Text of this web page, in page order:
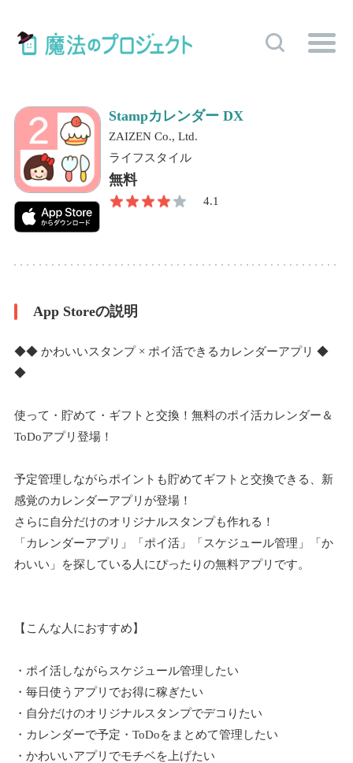
Stampカレンダー DX
ZAIZEN Co., Ltd.
ライフスタイル
無料
4.1
App Storeの説明
◆◆ かわいいスタンプ × ポイ活できるカレンダーアプリ ◆
◆
使って・貯めて・ギフトと交換！無料のポイ活カレンダー＆
ToDoアプリ登場！
予定管理しながらポイントも貯めてギフトと交換できる、新
感覚のカレンダーアプリが登場！
さらに自分だけのオリジナルスタンプも作れる！
「カレンダーアプリ」「ポイ活」「スケジュール管理」「か
わいい」を探している人にぴったりの無料アプリです。
【こんな人におすすめ】
・ポイ活しながらスケジュール管理したい
・毎日使うアプリでお得に稼ぎたい
・自分だけのオリジナルスタンプでデコりたい
・カレンダーで予定・ToDoをまとめて管理したい
・かわいいアプリでモチベを上げたい